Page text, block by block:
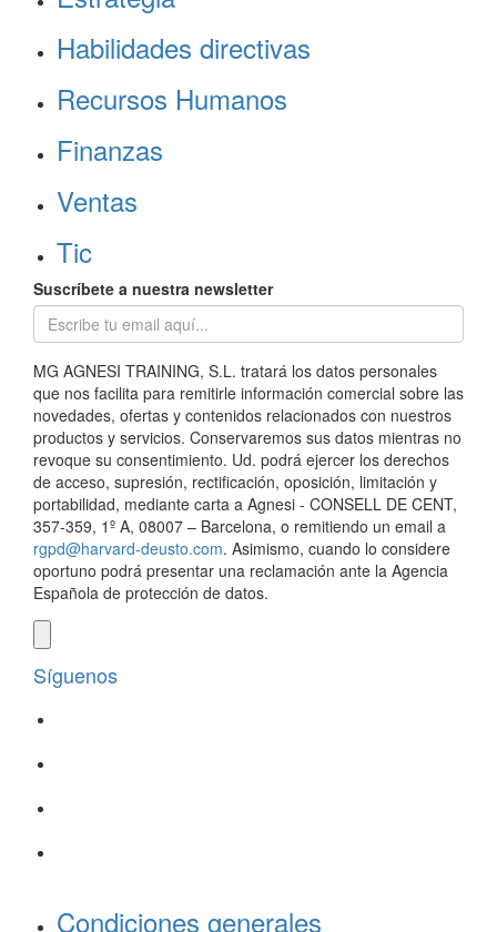
Habilidades directivas
Recursos Humanos
Finanzas
Ventas
Tic
Suscríbete a nuestra newsletter
MG AGNESI TRAINING, S.L. tratará los datos personales
que nos facilita para remitirle información comercial sobre las
novedades, ofertas y contenidos relacionados con nuestros
productos y servicios. Conservaremos sus datos mientras no
revoque su consentimiento. Ud. podrá ejercer los derechos
de acceso, supresión, rectificación, oposición, limitación y
portabilidad, mediante carta a Agnesi - CONSELL DE CENT,
357-359, 1º A, 08007 – Barcelona, o remitiendo un email a
rgpd@harvard-deusto.com. Asimismo, cuando lo considere
oportuno podrá presentar una reclamación ante la Agencia
Española de protección de datos.
Síguenos
Condiciones generales